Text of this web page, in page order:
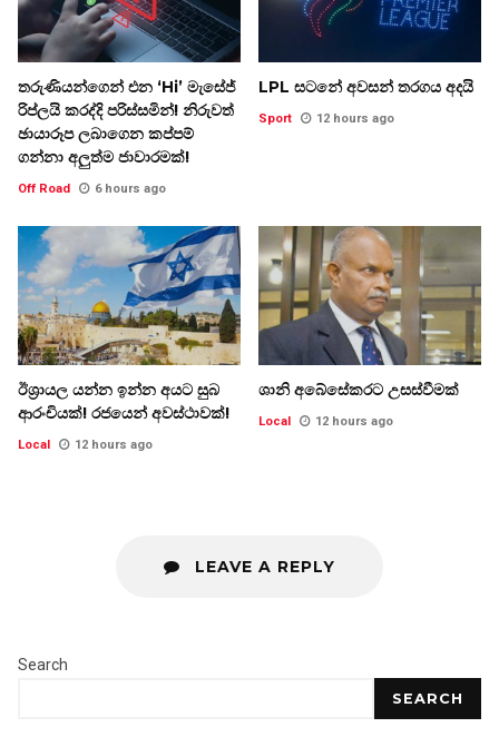
තරුණියන්ගෙන් එන ‘Hi’ මැසේජ්
රිප්ලයි කරද්දි පරිස්සමින්! නිරුවත්
ඡායාරූප ලබාගෙන කප්පම්
ගන්නා අලුත්ම ජාවාරමක්!
Off Road 6 hours ago
LPL සටනේ අවසන් තරගය අදයි
Sport 12 hours ago
ඊශ්‍රායල යන්න ඉන්න අයට සුබ
ආරංචියක්! ‍රජයෙන් අවස්ථාවක්!
Local 12 hours ago
ශානි අබේසේකරට උසස්වීමක්
Local 12 hours ago
LEAVE A REPLY
Search
SEARCH